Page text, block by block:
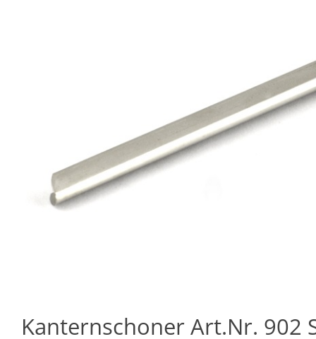
Kanternschoner Art.Nr.